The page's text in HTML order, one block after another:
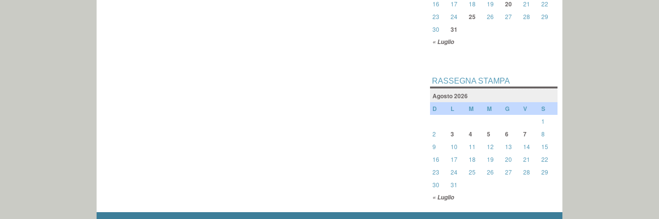
« Luglio
16
17 18 19 20 21
22
23
24 25 26 27 28
29
30
31
RASSEGNA STAMPA
Agosto 2026
D
L M M G V S
« Luglio
1
2
3 4 5 6 7
8
9
10 11 12 13 14
15
16
17 18 19 20 21
22
23
24 25 26 27 28
29
30
31